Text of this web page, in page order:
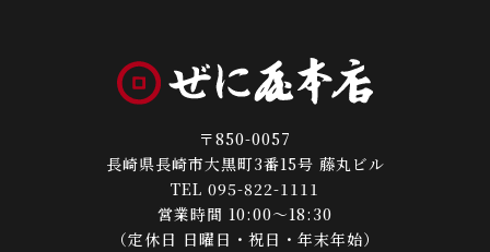
〒850-0057
長崎県長崎市大黒町3番15号 藤丸ビル
TEL 095-822-1111
営業時間 10:00～18:30
（定休日 日曜日・祝日・年末年始）